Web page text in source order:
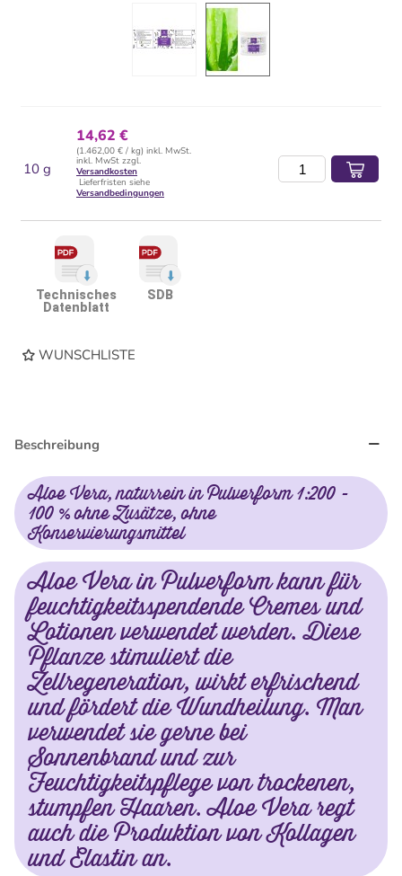
10 g
14,62 €
(1.462,00 € / kg) inkl. MwSt.
inkl. MwSt zzgl.
Versandkosten
Lieferfristen siehe
Versandbedingungen
Technisches
Datenblatt
SDB
WUNSCHLISTE
Beschreibung
Aloe Vera, naturrein in Pulverform 1:200 -
100 % ohne Zusätze, ohne
Konservierungsmittel
Aloe Vera in Pulverform kann für
feuchtigkeitsspendende Cremes und
Lotionen verwendet werden. Diese
Pflanze stimuliert die
Zellregeneration, wirkt erfrischend
und fördert die Wundheilung. Man
verwendet sie gerne bei
Sonnenbrand und zur
Feuchtigkeitspflege von trockenen,
stumpfen Haaren. Aloe Vera regt
auch die Produktion von Kollagen
und Elastin an.